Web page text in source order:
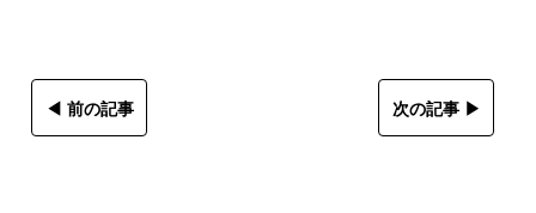
◀︎ 前の記事 次の記事 ▶︎